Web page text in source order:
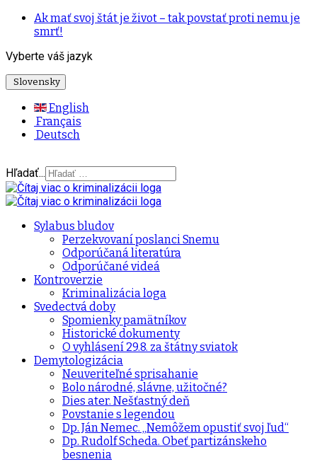
Ak mať svoj štát je život – tak povstať proti nemu je
smrť!
Vyberte váš jazyk
Slovensky
English
Français
Deutsch
Hľadať...
Sylabus bludov
Perzekvovaní poslanci Snemu
Odporúčaná literatúra
Odporúčané videá
Kontroverzie
Kriminalizácia loga
Svedectvá doby
Spomienky pamätníkov
Historické dokumenty
O vyhlásení 29.8. za štátny sviatok
Demytologizácia
Neuveriteľné sprisahanie
Bolo národné, slávne, užitočné?
Dies ater. Nešťastný deň
Povstanie s legendou
Dp. Ján Nemec. „Nemôžem opustiť svoj ľud“
Dp. Rudolf Scheda. Obeť partizánskeho
besnenia